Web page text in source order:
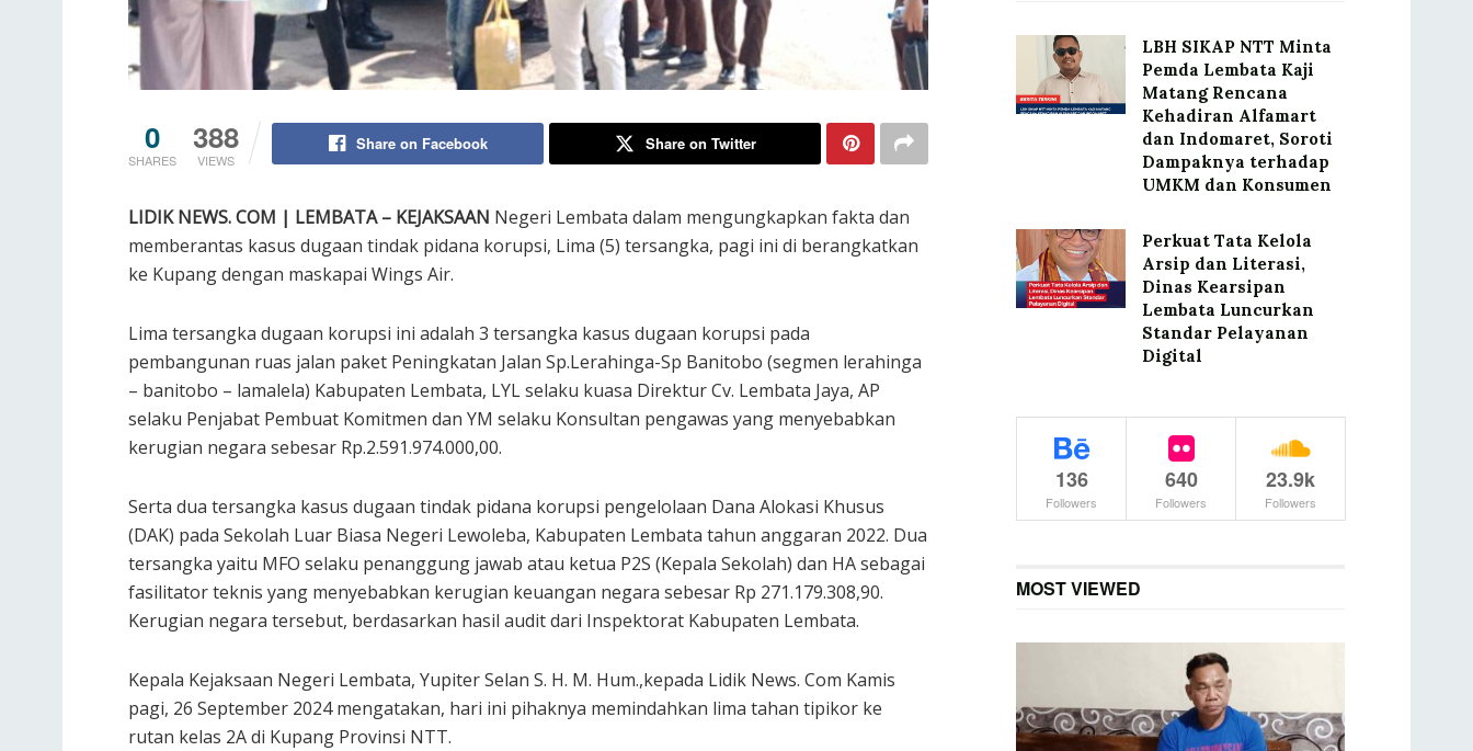
0
SHARES
388
VIEWS
Share on Facebook Share on Twitter
LIDIK NEWS. COM | LEMBATA – KEJAKSAAN Negeri Lembata dalam mengungkapkan fakta dan
memberantas kasus dugaan tindak pidana korupsi, Lima (5) tersangka, pagi ini di berangkatkan
ke Kupang dengan maskapai Wings Air.
Lima tersangka dugaan korupsi ini adalah 3 tersangka kasus dugaan korupsi pada
pembangunan ruas jalan paket Peningkatan Jalan Sp.Lerahinga-Sp Banitobo (segmen lerahinga
– banitobo – lamalela) Kabupaten Lembata, LYL selaku kuasa Direktur Cv. Lembata Jaya, AP
selaku Penjabat Pembuat Komitmen dan YM selaku Konsultan pengawas yang menyebabkan
kerugian negara sebesar Rp.2.591.974.000,00.
Serta dua tersangka kasus dugaan tindak pidana korupsi pengelolaan Dana Alokasi Khusus
(DAK) pada Sekolah Luar Biasa Negeri Lewoleba, Kabupaten Lembata tahun anggaran 2022. Dua
tersangka yaitu MFO selaku penanggung jawab atau ketua P2S (Kepala Sekolah) dan HA sebagai
fasilitator teknis yang menyebabkan kerugian keuangan negara sebesar Rp 271.179.308,90.
Kerugian negara tersebut, berdasarkan hasil audit dari Inspektorat Kabupaten Lembata.
Kepala Kejaksaan Negeri Lembata, Yupiter Selan S. H. M. Hum.,kepada Lidik News. Com Kamis
pagi, 26 September 2024 mengatakan, hari ini pihaknya memindahkan lima tahan tipikor ke
rutan kelas 2A di Kupang Provinsi NTT.
LBH SIKAP NTT Minta
Pemda Lembata Kaji
Matang Rencana
Kehadiran Alfamart
dan Indomaret, Soroti
Dampaknya terhadap
UMKM dan Konsumen
Perkuat Tata Kelola
Arsip dan Literasi,
Dinas Kearsipan
Lembata Luncurkan
Standar Pelayanan
Digital
136
Followers
640
Followers
23.9k
Followers
MOST VIEWED